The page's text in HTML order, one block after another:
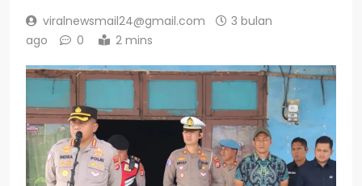
viralnewsmail24@gmail.com
3 bulan
ago
0 2 mins